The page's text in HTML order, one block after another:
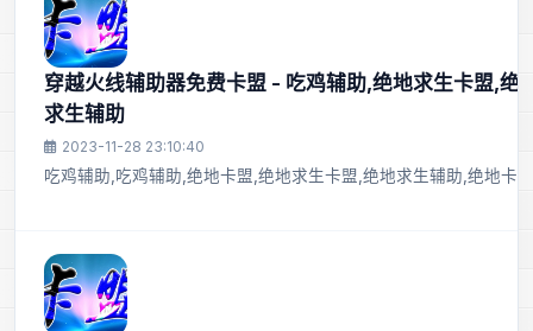
穿越火线辅助器免费卡盟 - 吃鸡辅助,绝地求生卡盟,绝
求生辅助
2023-11-28 23:10:40
吃鸡辅助,吃鸡辅助,绝地卡盟,绝地求生卡盟,绝地求生辅助,绝地卡